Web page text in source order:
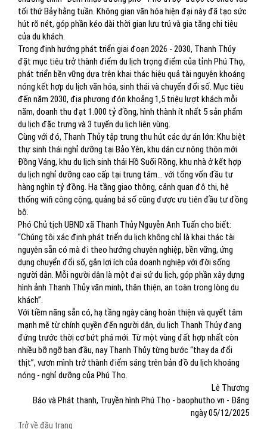
tối thứ Bảy hằng tuần. Không gian văn hóa hiện đại này đã tạo sức
hút rõ nét, góp phần kéo dài thời gian lưu trú và gia tăng chi tiêu
của du khách.
Trong định hướng phát triển giai đoạn 2026 - 2030, Thanh Thủy
đặt mục tiêu trở thành điểm du lịch trọng điểm của tỉnh Phú Thọ,
phát triển bền vững dựa trên khai thác hiệu quả tài nguyên khoáng
nóng kết hợp du lịch văn hóa, sinh thái và chuyển đổi số. Mục tiêu
đến năm 2030, địa phương đón khoảng 1,5 triệu lượt khách mỗi
năm, doanh thu đạt 1.000 tỷ đồng, hình thành ít nhất 5 sản phẩm
du lịch đặc trưng và 3 tuyến du lịch liên vùng.
Cùng với đó, Thanh Thủy tập trung thu hút các dự án lớn: Khu biệt
thự sinh thái nghỉ dưỡng tại Bảo Yên, khu dân cư nông thôn mới
Đồng Váng, khu du lịch sinh thái Hồ Suối Rồng, khu nhà ở kết hợp
du lịch nghỉ dưỡng cao cấp tại trung tâm... với tổng vốn đầu tư
hàng nghìn tỷ đồng. Hạ tầng giao thông, cảnh quan đô thị, hệ
thống wifi công cộng, quảng bá số cũng được ưu tiên đầu tư đồng
bộ.
Phó Chủ tịch UBND xã Thanh Thủy Nguyễn Anh Tuấn cho biết:
“Chúng tôi xác định phát triển du lịch không chỉ là khai thác tài
nguyên sẵn có mà đi theo hướng chuyên nghiệp, bền vững, ứng
dụng chuyển đổi số, gắn lợi ích của doanh nghiệp với đời sống
người dân. Mỗi người dân là một đại sứ du lịch, góp phần xây dựng
hình ảnh Thanh Thủy văn minh, thân thiện, an toàn trong lòng du
khách”.
Với tiềm năng sẵn có, hạ tầng ngày càng hoàn thiện và quyết tâm
mạnh mẽ từ chính quyền đến người dân, du lịch Thanh Thủy đang
đứng trước thời cơ bứt phá mới. Từ một vùng đất hợp nhất còn
nhiều bỡ ngỡ ban đầu, nay Thanh Thủy từng bước “thay da đổi
thịt”, vươn mình trở thành điểm sáng trên bản đồ du lịch khoáng
nóng - nghỉ dưỡng của Phú Thọ.
Lê Thương
Báo và Phát thanh, Truyền hình Phú Thọ - baophutho.vn - Đăng
ngày 05/12/2025
Trở về đầu trang